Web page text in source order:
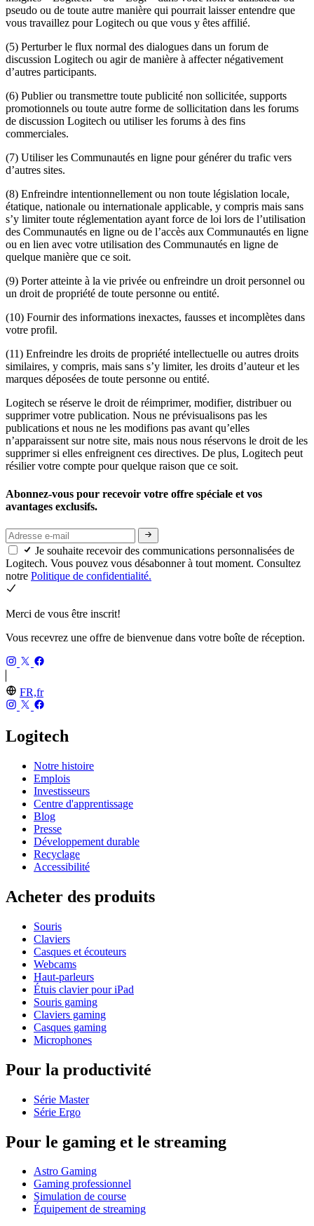
pseudo ou de toute autre manière qui pourrait laisser entendre que
vous travaillez pour Logitech ou que vous y êtes affilié.
(5) Perturber le flux normal des dialogues dans un forum de
discussion Logitech ou agir de manière à affecter négativement
d’autres participants.
(6) Publier ou transmettre toute publicité non sollicitée, supports
promotionnels ou toute autre forme de sollicitation dans les forums
de discussion Logitech ou utiliser les forums à des fins
commerciales.
(7) Utiliser les Communautés en ligne pour générer du trafic vers
d’autres sites.
(8) Enfreindre intentionnellement ou non toute législation locale,
étatique, nationale ou internationale applicable, y compris mais sans
s’y limiter toute réglementation ayant force de loi lors de l’utilisation
des Communautés en ligne ou de l’accès aux Communautés en ligne
ou en lien avec votre utilisation des Communautés en ligne de
quelque manière que ce soit.
(9) Porter atteinte à la vie privée ou enfreindre un droit personnel ou
un droit de propriété de toute personne ou entité.
(10) Fournir des informations inexactes, fausses et incomplètes dans
votre profil.
(11) Enfreindre les droits de propriété intellectuelle ou autres droits
similaires, y compris, mais sans s’y limiter, les droits d’auteur et les
marques déposées de toute personne ou entité.
Logitech se réserve le droit de réimprimer, modifier, distribuer ou
supprimer votre publication. Nous ne prévisualisons pas les
publications et nous ne les modifions pas avant qu’elles
n’apparaissent sur notre site, mais nous nous réservons le droit de les
supprimer si elles enfreignent ces directives. De plus, Logitech peut
résilier votre compte pour quelque raison que ce soit.
Abonnez-vous pour recevoir votre offre spéciale et vos
avantages exclusifs.
Je souhaite recevoir des communications personnalisées de
Logitech. Vous pouvez vous désabonner à tout moment. Consultez
notre Politique de confidentialité.
Merci de vous être inscrit!
Vous recevrez une offre de bienvenue dans votre boîte de réception.
FR,fr
Logitech
Notre histoire
Emplois
Investisseurs
Centre d'apprentissage
Blog
Presse
Développement durable
Recyclage
Accessibilité
Acheter des produits
Souris
Claviers
Casques et écouteurs
Webcams
Haut-parleurs
Étuis clavier pour iPad
Souris gaming
Claviers gaming
Casques gaming
Microphones
Pour la productivité
Série Master
Série Ergo
Pour le gaming et le streaming
Astro Gaming
Gaming professionnel
Simulation de course
Équipement de streaming